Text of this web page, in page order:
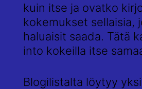
kuin itse ja ovatko
kokemukset sellaisia,
haluaisit saada. Tätä
into kokeilla itse
Blogilistalta löytyy